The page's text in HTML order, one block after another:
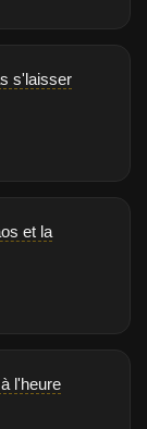
s'laisser
et la
l'heure